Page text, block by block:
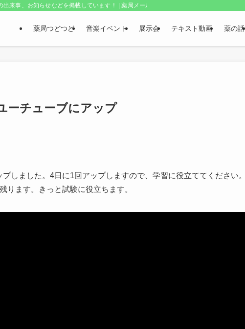
来事、お知らせなどを掲載しています！ | 薬局メールボックス・上野和夫のつどつど
薬局つどつど 音楽イベント 展示会 テキスト動画 薬の話
ーチューブにアップ
しました。4日に1回アップしますので、学習に役立ててください。
ります。きっと試験に役立ちます。